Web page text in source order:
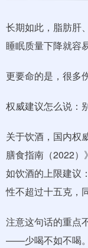
长期如此，脂肪肝
睡眠质量下降就容
更要命的是，很多
权威建议怎么说：
关于饮酒，国内权
膳食指南（2022）
如饮酒的上限建议
性不超过十五克，
注意这句话的重点
——少喝不如不喝。